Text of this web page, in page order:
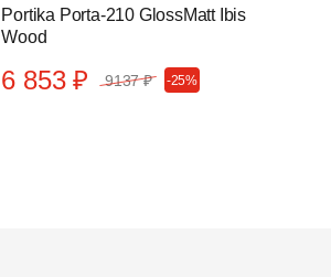
Portika Porta-210 GlossMatt Ibis
Wood
6 853 ₽ 9137 ₽ -25%